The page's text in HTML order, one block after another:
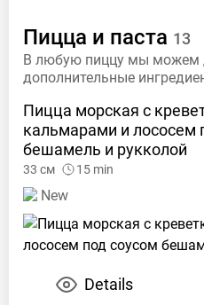
Пицца и паста 13
В любую пиццу мы можем
дополнительные
Пицца морская с
кальмарами и лососем
бешамель и рукколой
33 см 15 min
New
Details